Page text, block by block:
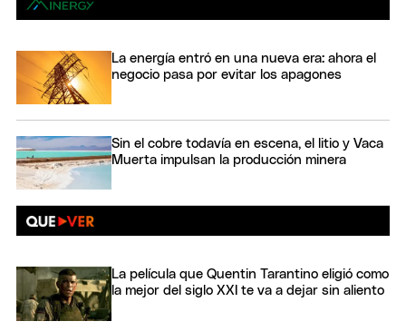
La energía entró en una nueva era: ahora el
negocio pasa por evitar los apagones
Sin el cobre todavía en escena, el litio y Vaca
Muerta impulsan la producción minera
La película que Quentin Tarantino eligió como
la mejor del siglo XXI te va a dejar sin aliento